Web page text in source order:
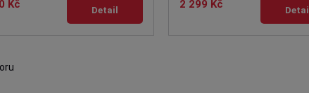
Kč Detail 2 299 Kč Detail